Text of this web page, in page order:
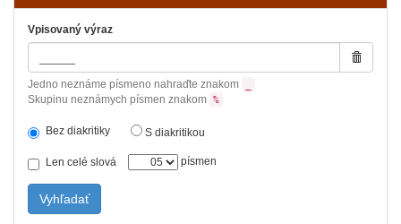
Vpisovaný výraz
Jedno neznáme písmeno nahraďte znakom
Skupinu neznámych písmen znakom %
Bez diakritiky S diakritikou
Len celé slová písmen
Vyhľadať